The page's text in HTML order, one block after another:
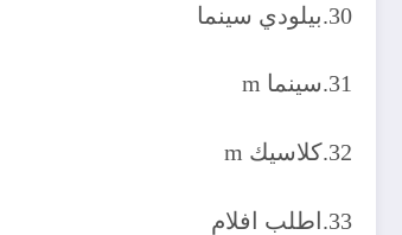
30.بيلودي سينما
31.سينما m
32.كلاسيك m
33.اطلب افلام